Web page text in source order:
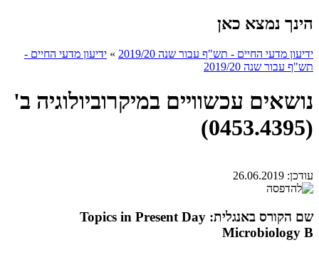
הינך נמצא כאן
ידיעון מדעי החיים - תש"ף עבור שנה 2019/20 » ידיעון מדעי החיים -
תש"ף עבור שנה 2019/20
נושאים עכשוויים במיקרוביולוגיה ב'
(0453.4395)
עודכן: 26.06.2019
שם הקורס באנגלית: Topics in Present Day
Microbiology B